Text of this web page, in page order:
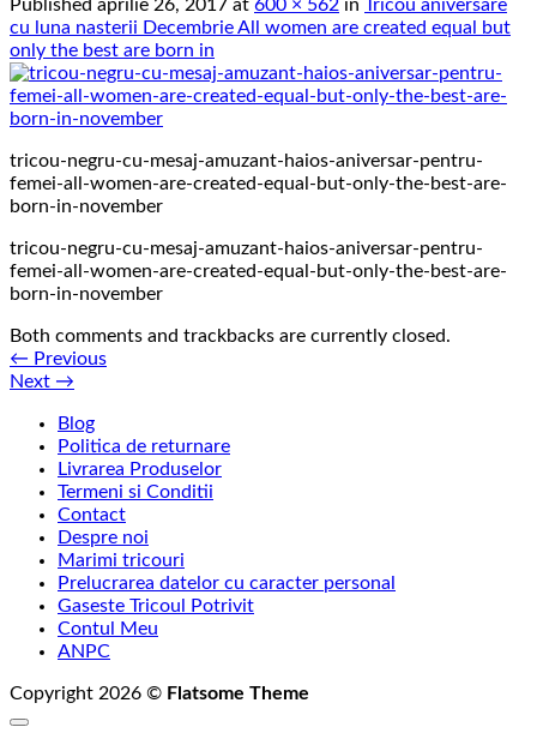
Published aprilie 26, 2017 at 600 × 562 in
Tricou aniversare
cu luna nasterii Decembrie All women are created equal but
only the best are born in
tricou-negru-cu-mesaj-amuzant-haios-aniversar-pentru-
femei-all-women-are-created-equal-but-only-the-best-are-
born-in-november
tricou-negru-cu-mesaj-amuzant-haios-aniversar-pentru-
femei-all-women-are-created-equal-but-only-the-best-are-
born-in-november
Both comments and trackbacks are currently closed.
← Previous
Next →
Blog
Politica de returnare
Livrarea Produselor
Termeni si Conditii
Contact
Despre noi
Marimi tricouri
Prelucrarea datelor cu caracter personal
Gaseste Tricoul Potrivit
Contul Meu
ANPC
Copyright 2026 © Flatsome Theme